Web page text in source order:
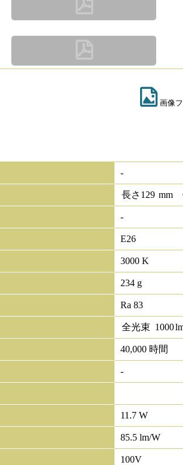
画像
-
長さ 129 mm
-
E26
3000 K
234 g
Ra 83
全光束 1000
40,000 時間
-
11.7 W
85.5 lm/W
100V